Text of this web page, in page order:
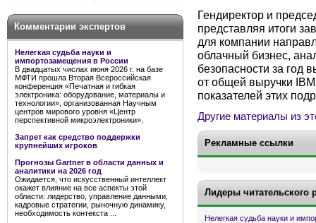
Комментарии экспертов
Нелегкая судьба науки и
импортозамещения в России
В двадцатых числах июня 2026 г. на базе
МФТИ прошла Вторая Всероссийская
конференция «Печатная и гибкая
электроника: оборудование, материалы и
технологии», организованная Научным
центров мирового уровня «Центр
перспективной микроэлектроники».
Запрет как средство поддержки
крупнейших игроков
Прогнозы Gartner в области данных и
аналитики на 2026 год
Ожидается, что искусственный интеллект
окажет влияние на все аспекты этой
области: лидерство, управление данными,
кадровые стратегии, рыночную динамику,
необходимость контекста ...
Гендиректор и
представляя итоги
для компании
облачный бизнес,
безопасности за год
от общей выручки
показателей этих
Другие материалы из
Рекламные ссылки
Лидеры читательского
Нелегкая судьба науки и